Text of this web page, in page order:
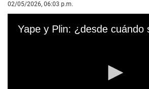
02/05/2026, 06:03 p.m.